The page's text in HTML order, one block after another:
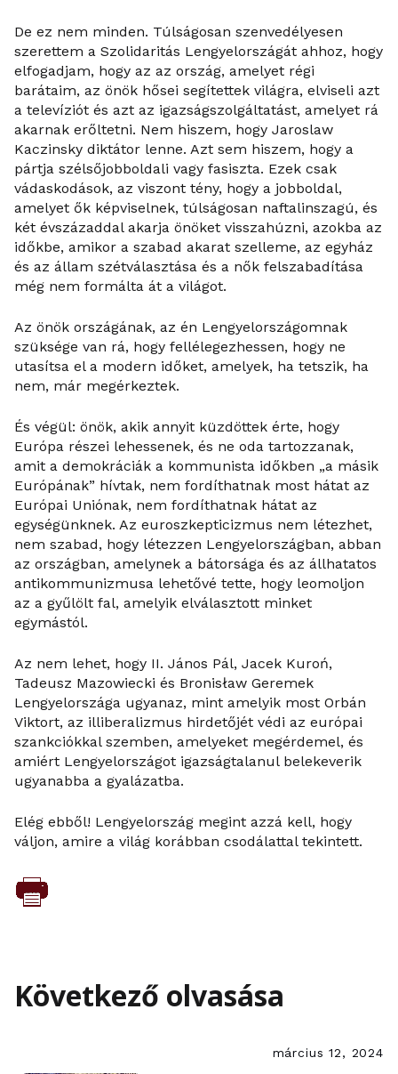
De ez nem minden. Túlságosan szenvedélyesen
szerettem a Szolidaritás Lengyelországát ahhoz, hogy
elfogadjam, hogy az az ország, amelyet régi
barátaim, az önök hősei segítettek világra, elviseli azt
a televíziót és azt az igazságszolgáltatást, amelyet rá
akarnak erőltetni. Nem hiszem, hogy Jaroslaw
Kaczinsky diktátor lenne. Azt sem hiszem, hogy a
pártja szélsőjobboldali vagy fasiszta. Ezek csak
vádaskodások, az viszont tény, hogy a jobboldal,
amelyet ők képviselnek, túlságosan naftalinszagú, és
két évszázaddal akarja önöket visszahúzni, azokba az
időkbe, amikor a szabad akarat szelleme, az egyház
és az állam szétválasztása és a nők felszabadítása
még nem formálta át a világot.
Az önök országának, az én Lengyelországomnak
szüksége van rá, hogy fellélegezhessen, hogy ne
utasítsa el a modern időket, amelyek, ha tetszik, ha
nem, már megérkeztek.
És végül: önök, akik annyit küzdöttek érte, hogy
Európa részei lehessenek, és ne oda tartozzanak,
amit a demokráciák a kommunista időkben „a másik
Európának” hívtak, nem fordíthatnak most hátat az
Európai Uniónak, nem fordíthatnak hátat az
egységünknek. Az euroszkepticizmus nem létezhet,
nem szabad, hogy létezzen Lengyelországban, abban
az országban, amelynek a bátorsága és az állhatatos
antikommunizmusa lehetővé tette, hogy leomoljon
az a gyűlölt fal, amelyik elválasztott minket
egymástól.
Az nem lehet, hogy II. János Pál, Jacek Kuroń,
Tadeusz Mazowiecki és Bronisław Geremek
Lengyelországa ugyanaz, mint amelyik most Orbán
Viktort, az illiberalizmus hirdetőjét védi az európai
szankciókkal szemben, amelyeket megérdemel, és
amiért Lengyelországot igazságtalanul belekeverik
ugyanabba a gyalázatba.
Elég ebből! Lengyelország megint azzá kell, hogy
váljon, amire a világ korábban csodálattal tekintett.
Következő olvasása
március 12, 2024